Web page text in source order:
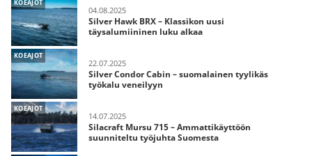
KOEAJOT
04.08.2025
Silver Hawk BRX – Klassikon uusi
täysalumiininen luku alkaa
KOEAJOT
22.07.2025
Silver Condor Cabin – suomalainen tyylikäs
työkalu veneilyyn
KOEAJOT
14.07.2025
Silacraft Mursu 715 – Ammattikäyttöön
suunniteltu työjuhta Suomesta